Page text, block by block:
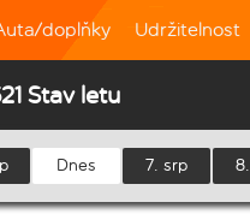
doplňky Udržitelnost
Stav letu
Dnes 7. srp